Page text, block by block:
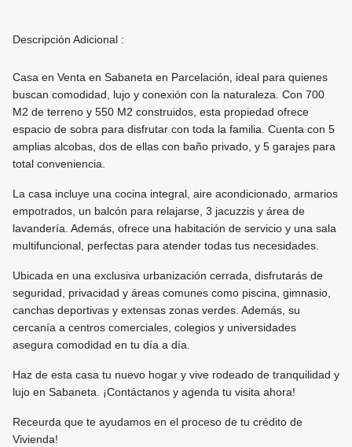
Descripción Adicional :
Casa en Venta en Sabaneta en Parcelación, ideal para quienes
buscan comodidad, lujo y conexión con la naturaleza. Con 700
M2 de terreno y 550 M2 construidos, esta propiedad ofrece
espacio de sobra para disfrutar con toda la familia. Cuenta con 5
amplias alcobas, dos de ellas con baño privado, y 5 garajes para
total conveniencia.
La casa incluye una cocina integral, aire acondicionado, armarios
empotrados, un balcón para relajarse, 3 jacuzzis y área de
lavandería. Además, ofrece una habitación de servicio y una sala
multifuncional, perfectas para atender todas tus necesidades.
Ubicada en una exclusiva urbanización cerrada, disfrutarás de
seguridad, privacidad y áreas comunes como piscina, gimnasio,
canchas deportivas y extensas zonas verdes. Además, su
cercanía a centros comerciales, colegios y universidades
asegura comodidad en tu día a día.
Haz de esta casa tu nuevo hogar y vive rodeado de tranquilidad y
lujo en Sabaneta. ¡Contáctanos y agenda tu visita ahora!
Receurda que te ayudamos en el proceso de tu crédito de
Vivienda!